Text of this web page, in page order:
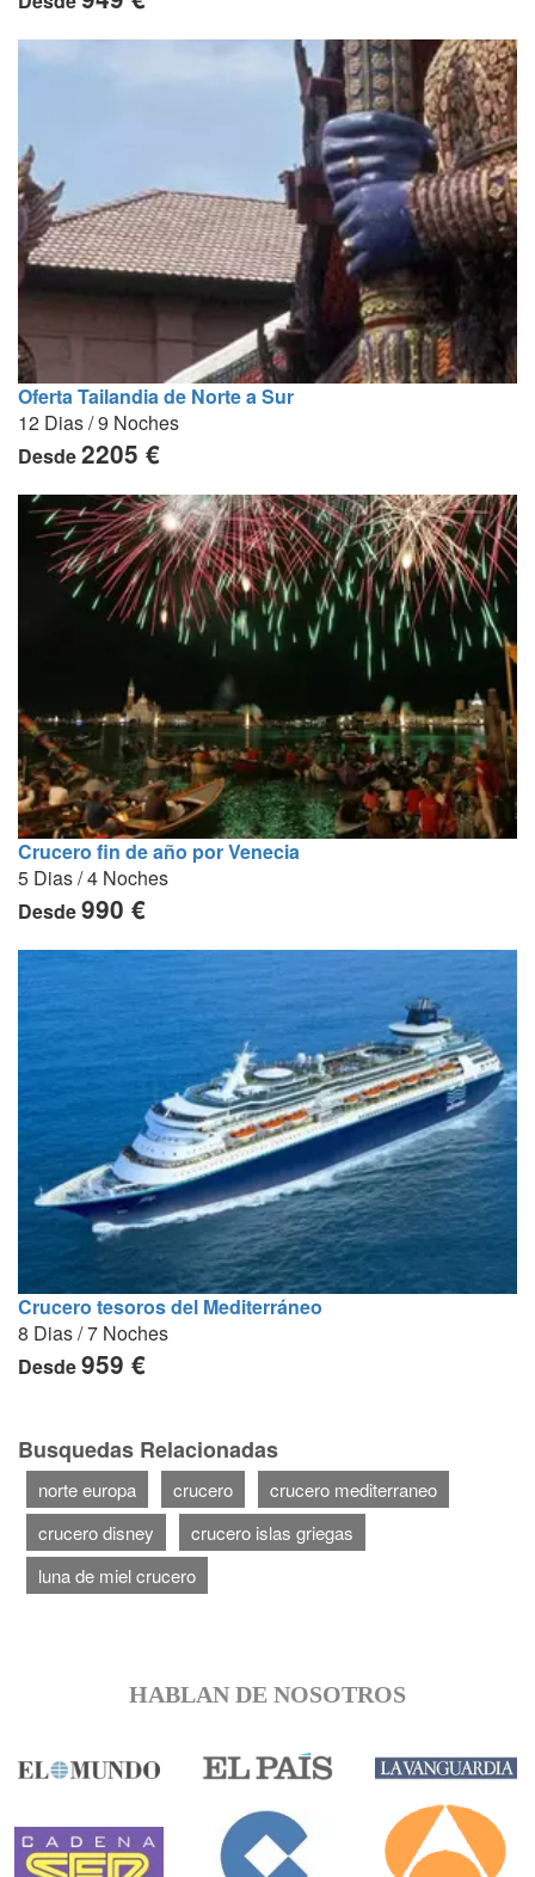
Oferta Tailandia de Norte a Sur
12 Dias / 9 Noches
Desde2205 €
Crucero fin de año por Venecia
5 Dias / 4 Noches
Desde990 €
Crucero tesoros del Mediterráneo
8 Dias / 7 Noches
Desde959 €
Busquedas Relacionadas
norte europa crucero
crucero mediterraneo
crucero disney
crucero islas griegas
luna de miel crucero
HABLAN DE NOSOTROS